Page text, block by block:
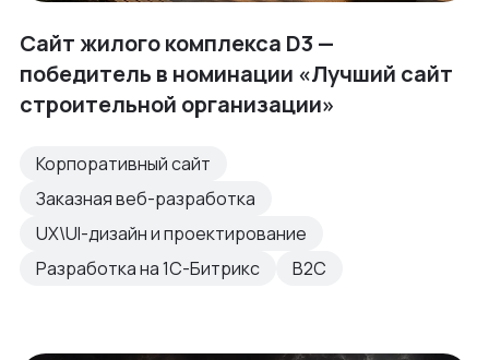
Сайт жилого комплекса D3 —
победитель в номинации «Лучший сайт
строительной организации»
Корпоративный сайт
Заказная веб-разработка
UX\UI-дизайн и проектирование
Разработка на 1С-Битрикс
B2C